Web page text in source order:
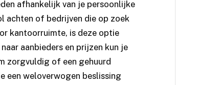
afhankelijk van je persoonlijke
achten of bedrijven die op zoek
kantoorruimte, is deze optie
aanbieders en prijzen kun je
zorgvuldig of een gehuurd
een weloverwogen beslissing